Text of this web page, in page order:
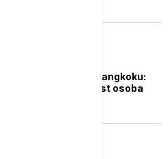
Pucnjava na pijaci u Bangkoku:
Poginulo najmanje šest osoba